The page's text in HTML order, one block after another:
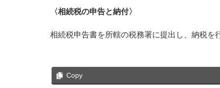
〈相続税の申告と納付〉
相続税申告書を所轄の税務署に提出し、納税を
Copy